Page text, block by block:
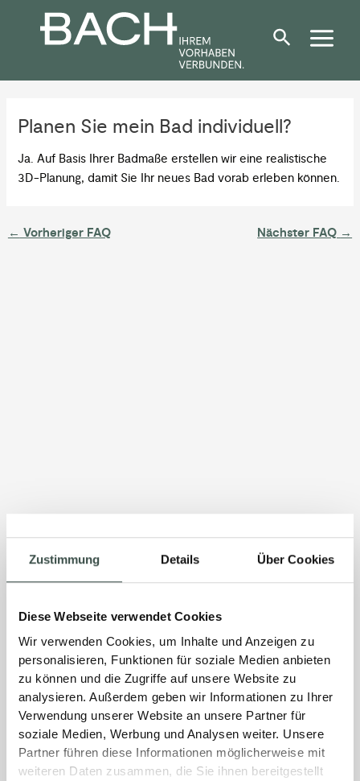
Zustimmung Details Über Cookies
Diese Webseite verwendet Cookies
Wir verwenden Cookies, um Inhalte und Anzeigen zu
personalisieren, Funktionen für soziale Medien anbieten
zu können und die Zugriffe auf unsere Website zu
analysieren. Außerdem geben wir Informationen zu Ihrer
Verwendung unserer Website an unsere Partner für
soziale Medien, Werbung und Analysen weiter. Unsere
Partner führen diese Informationen möglicherweise mit
weiteren Daten zusammen, die Sie ihnen bereitgestellt
springen
Planen Sie mein Bad individuell?
Ja. Auf Basis Ihrer Badmaße erstellen wir eine realistische
3D-Planung, damit Sie Ihr neues Bad vorab erleben können.
navigation
← Vorheriger FAQ Nächster FAQ →